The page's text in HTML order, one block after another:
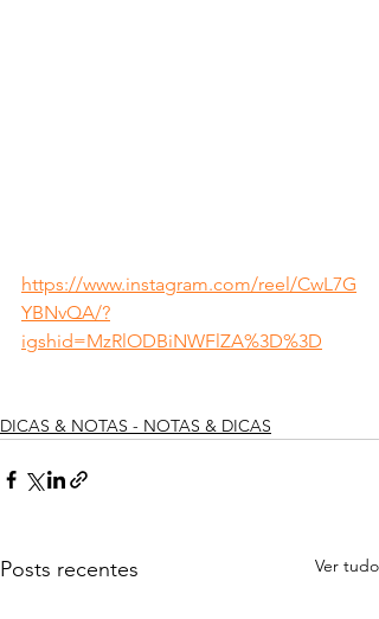
https://www.instagram.com/reel/CwL7G
YBNvQA/?
igshid=MzRlODBiNWFlZA%3D%3D
DICAS & NOTAS - NOTAS & DICAS
Posts recentes Ver tudo